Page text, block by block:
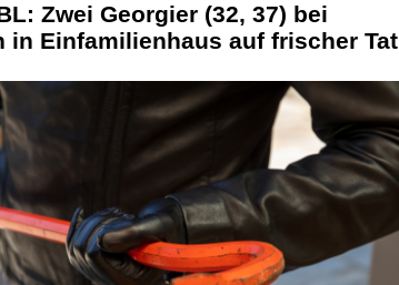
Zwei Georgier (32, 37) bei
in Einfamilienhaus auf frischer Tat